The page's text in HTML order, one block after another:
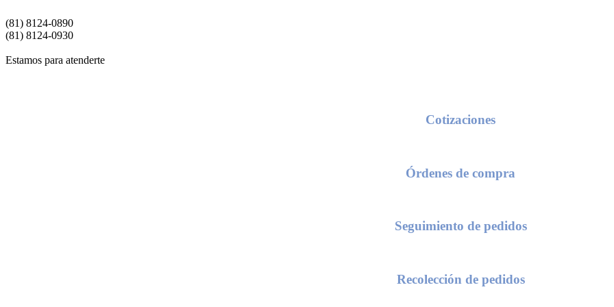
(81) 8124-0890
(81) 8124-0930
Estamos para atenderte
Cotizaciones
Órdenes de compra
Seguimiento de pedidos
Recolección de pedidos